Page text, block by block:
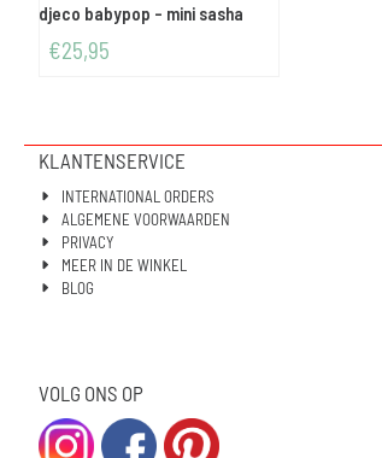
djeco babypop - mini sasha
€25,95
KLANTENSERVICE
INTERNATIONAL ORDERS
ALGEMENE VOORWAARDEN
PRIVACY
MEER IN DE WINKEL
BLOG
VOLG ONS OP